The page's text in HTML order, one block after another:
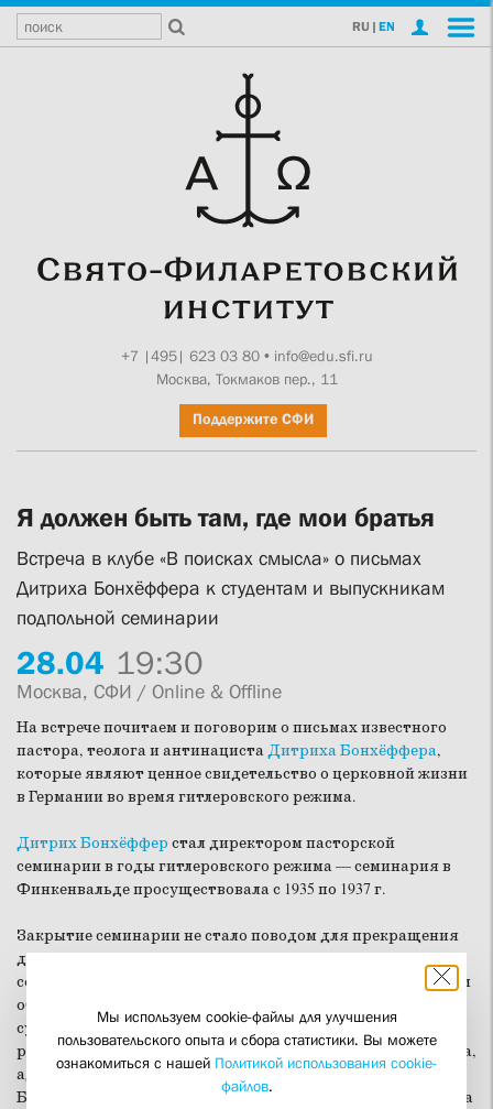
RU | EN
+7 |495| 623 03 80• info@edu.sfi.ru
Москва, Токмаков пер., 11
Поддержите СФИ
Я должен быть там, где мои братья
Встреча в клубе «В поисках смысла» о письмах
Дитриха Бонхёффера к студентам и выпускникам
подпольной семинарии
28.04 19:30
Москва, СФИ / Online & Offline
На встрече почитаем и поговорим о письмах известного
пастора, теолога и антинацистаДитриха Бонхёффера,
которые являют ценное свидетельство о церковной жизни
в Германии во время гитлеровского режима.
Дитрих Бонхёффер стал директором пасторской
семинарии в годы гитлеровского режима — семинария в
Финкенвальде просуществовала с 1935 по 1937 г.
Закрытие семинарии не стало поводом для прекращения
духовного образования — студенты продолжали
собираться и учиться по домам. Они вместе поддерживали
общение до тех пор, пока это было возможно. С начала
существования семинарии Бонхёффер стал регулярно
рассылать студентам и выпускникам циркулярные письма,
адресатами которых были около 200 человек. В письмах
Бонхёффер поддерживал братские связи, высказывался на
Мы используем cookie-файлы для улучшения
пользовательского опыта и сбора статистики. Вы можете
ознакомиться с нашей Политикой использования cookie-
файлов.